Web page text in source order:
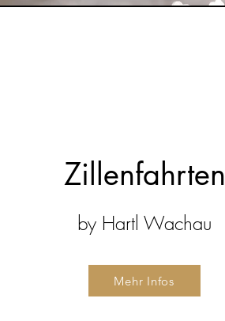
Zillenfahrten
by Hartl Wachau
Mehr Infos